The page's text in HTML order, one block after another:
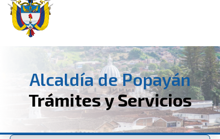
Alcaldía de Popayán
Trámites y Servicios